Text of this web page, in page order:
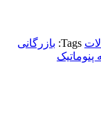
Tags: بازرگانی